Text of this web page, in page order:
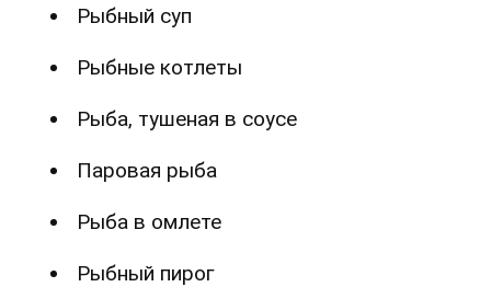
Рыбный суп
Рыбные котлеты
Рыба, тушеная в соусе
Паровая рыба
Рыба в омлете
Рыбный пирог